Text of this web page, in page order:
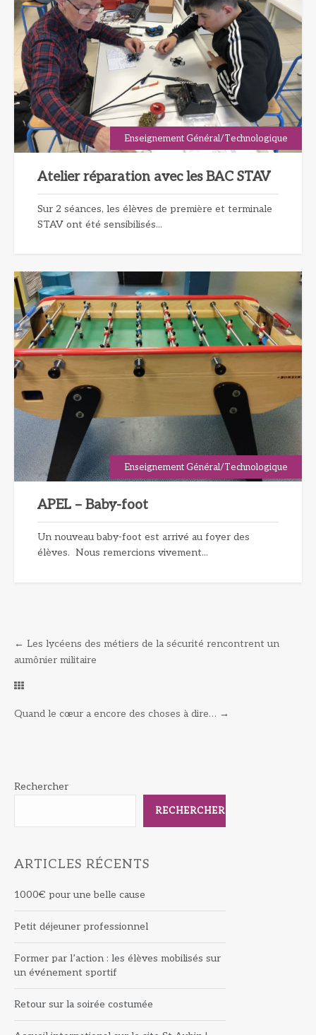
Enseignement Général/Technologique
Atelier réparation avec les BAC STAV
Sur 2 séances, les élèves de première et terminale
STAV ont été sensibilisés...
Enseignement Général/Technologique
APEL – Baby-foot
Un nouveau baby-foot est arrivé au foyer des
élèves. Nous remercions vivement...
← Les lycéens des métiers de la sécurité rencontrent un
aumônier militaire
Quand le cœur a encore des choses à dire… →
Rechercher
RECHERCHER
ARTICLES RÉCENTS
1000€ pour une belle cause
Petit déjeuner professionnel
Former par l’action : les élèves mobilisés sur
un événement sportif
Retour sur la soirée costumée